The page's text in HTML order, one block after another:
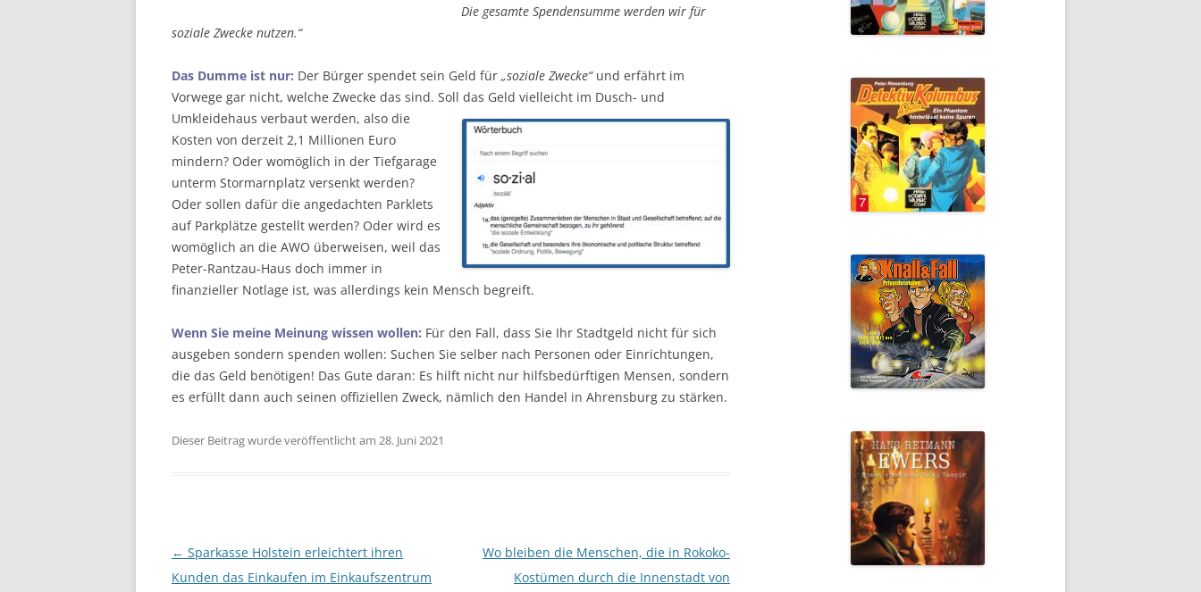
Die gesamte Spendensumme werden wir für
soziale Zwecke nutzen.“
Das Dumme ist nur: Der Bürger spendet sein Geld für „soziale Zwecke“und erfährt im
Vorwege gar nicht, welche Zwecke das sind. Soll das Geld vielleicht im Dusch- und
Umkleidehaus verbaut werden, also die
Kosten von derzeit 2,1 Millionen Euro
mindern? Oder womöglich in der Tiefgarage
unterm Stormarnplatz versenkt werden?
Oder sollen dafür die angedachten Parklets
auf Parkplätze gestellt werden? Oder wird es
womöglich an die AWO überweisen, weil das
Peter-Rantzau-Haus doch immer in
finanzieller Notlage ist, was allerdings kein Mensch begreift.
Wenn Sie meine Meinung wissen wollen: Für den Fall, dass Sie Ihr Stadtgeld nicht für sich
ausgeben sondern spenden wollen: Suchen Sie selber nach Personen oder Einrichtungen,
die das Geld benötigen! Das Gute daran: Es hilft nicht nur hilfsbedürftigen Mensen, sondern
es erfüllt dann auch seinen offiziellen Zweck, nämlich den Handel in Ahrensburg zu stärken.
Dieser Beitrag wurde veröffentlicht am 28. Juni 2021
Beitragsnavigation
← Sparkasse Holstein erleichtert ihren
Kunden das Einkaufen im Einkaufszentrum
Wo bleiben die Menschen, die in Rokoko-
Kostümen durch die Innenstadt von